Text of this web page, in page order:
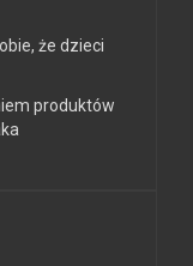
że dzieci
produktów